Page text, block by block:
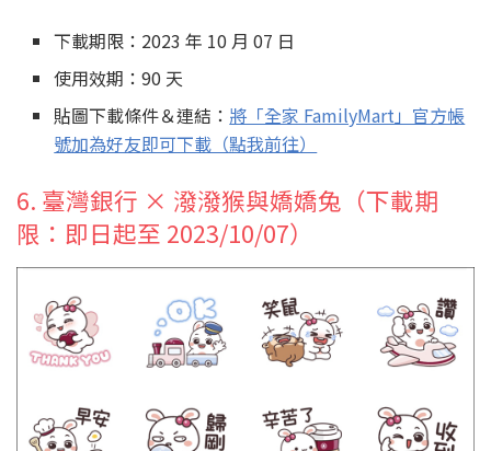
下載期限：2023 年 10 月 07 日
使用效期：90 天
貼圖下載條件＆連結： 將「全家 FamilyMart」官方帳
號加為好友即可下載（點我前往）
6. 臺灣銀行 × 潑潑猴與嬌嬌兔（下載期
限：即日起至 2023/10/07）